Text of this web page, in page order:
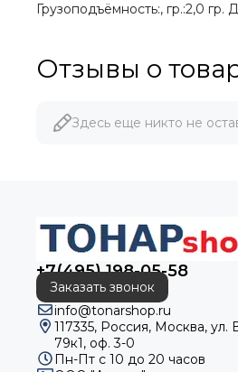
Грузоподъёмность:, гр.:2,0 гр.
Отзывы о
Здесь еще никто не
+7(495) 198-05-58
Заказать звонок
info@tonarshop.ru
117335, Россия, Москва, ул.
79к1, оф. 3-0
Пн-Пт с 10 до 20 часов